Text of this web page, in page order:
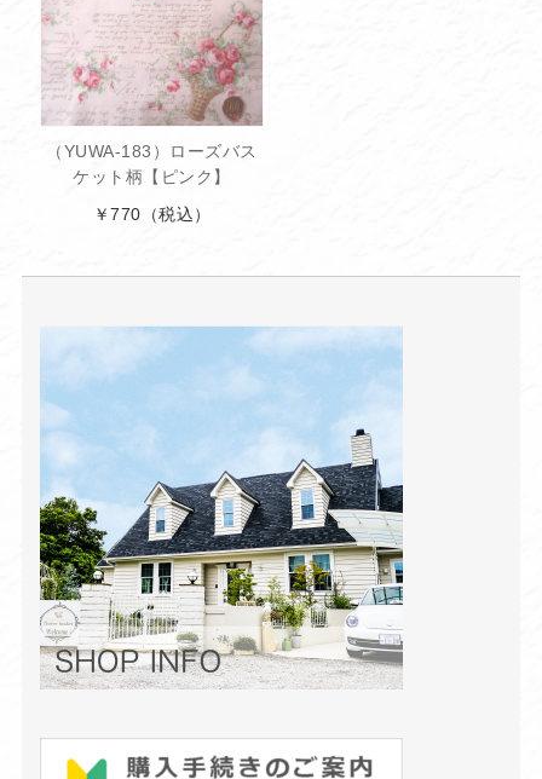
（YUWA-183）ローズバス
ケット柄【ピンク】
￥770 （税込）